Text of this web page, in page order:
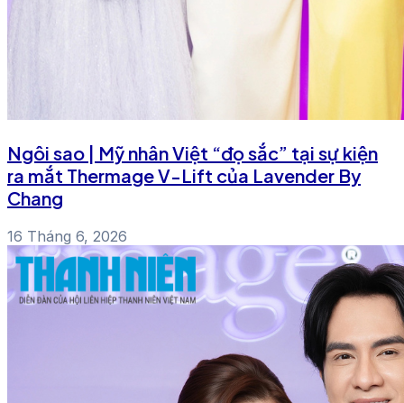
Ngôi sao | Mỹ nhân Việt “đọ sắc” tại sự kiện
ra mắt Thermage V-Lift của Lavender By
Chang
16 Tháng 6, 2026